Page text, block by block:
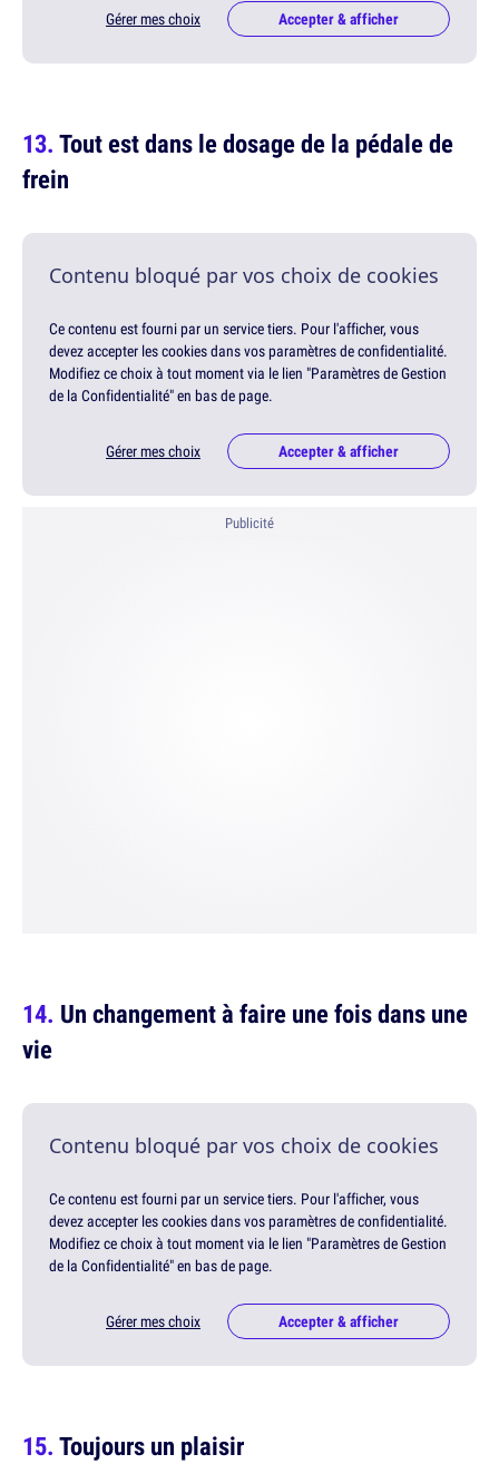
Gérer mes choix Accepter & afficher
Tout est dans le dosage de la pédale de
frein
Contenu bloqué par vos choix de cookies
Ce contenu est fourni par un service tiers. Pour l'afficher, vous
devez accepter les cookies dans vos paramètres de confidentialité.
Modifiez ce choix à tout moment via le lien "Paramètres de Gestion
de la Confidentialité" en bas de page.
Gérer mes choix Accepter & afficher
Publicité
Un changement à faire une fois dans une
vie
Contenu bloqué par vos choix de cookies
Ce contenu est fourni par un service tiers. Pour l'afficher, vous
devez accepter les cookies dans vos paramètres de confidentialité.
Modifiez ce choix à tout moment via le lien "Paramètres de Gestion
de la Confidentialité" en bas de page.
Gérer mes choix Accepter & afficher
Toujours un plaisir